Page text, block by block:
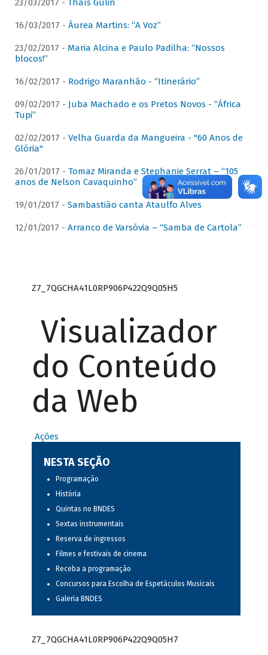
23/03/2017 - Thaís Gulin
16/03/2017 - Áurea Martins: “A Voz”
23/02/2017 - Maria Alcina e Paulo Padilha: “Nossos
blocos!”
16/02/2017 - Rodrigo Maranhão - “Itinerário”
09/02/2017 - Juba Machado e os Pretos Novos - “África
Tupi”
02/02/2017 - Velha Guarda da Mangueira - "60 Anos de
Glória"
26/01/2017 - Tomaz Miranda e Stephanie Serrat – “105
anos de Nelson Cavaquinho”
19/01/2017 - Sambastião canta Ataulfo Alves
12/01/2017 - Arranco de Varsóvia – “Samba de Cartola”
Z7_7QGCHA41L0RP906P422Q9Q05H5
Visualizador
do Conteúdo
da Web
Ações
NESTA SEÇÃO
Programação
História
Quintas no BNDES
Sextas instrumentais
Reserva de ingressos
Filmes e festivais de cinema
Receba a programação
Concursos para Escolha de Espetáculos Musicais
Galeria BNDES
Z7_7QGCHA41L0RP906P422Q9Q05H7